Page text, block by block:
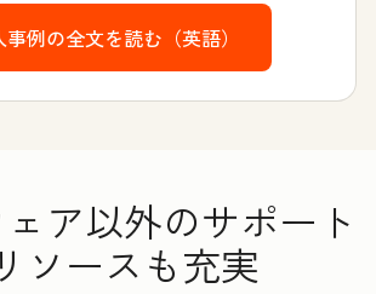
例の全文を読む（英語）
ア以外のサポート
ソースも充実